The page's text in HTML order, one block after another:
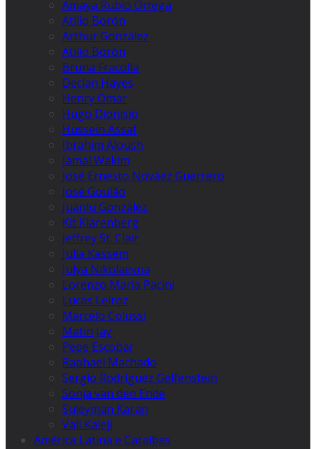
Amaya Rubio Ortega
Atilio Borón
Arthur González
Atilio Borón
Bruna Fracolla
Declan Hayes
Henry Omar
Hugo Dionísio
Hussein Assaf
Ibrahim Aloush
Jamal Wakim
José Ernesto Nováez Guerrero
José Goulão
Juanlu González
Kit Klarenberg
Jeffrey St. Clair
Julia Kassem
Julya Nikolaevna
Lorenzo Maria Pacini
Lucas Leiroz
Marcelo Colussi
Matin Jay
Pepe Escobar
Raphael Machado
Sergio Rodríguez Gelfenstein
Sonja van den Ende
Suleyman Karan
Vali Kaleji
América Latina e Caraíbas